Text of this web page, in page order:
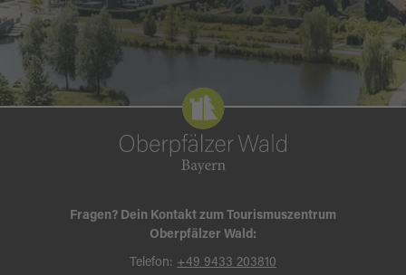
Fragen? Dein Kontakt zum Tourismuszentrum
Oberpfälzer Wald:
Telefon: +49 9433 203810